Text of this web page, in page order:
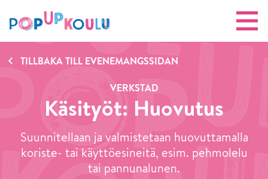
TILLBAKA TILL EVENEMANGSSIDAN
VERKSTAD
Käsityöt: Huovutus
Suunnitellaan ja valmistetaan huovuttamalla
koriste- tai käyttöesineitä, esim. pehmolelu
tai pannunalunen.